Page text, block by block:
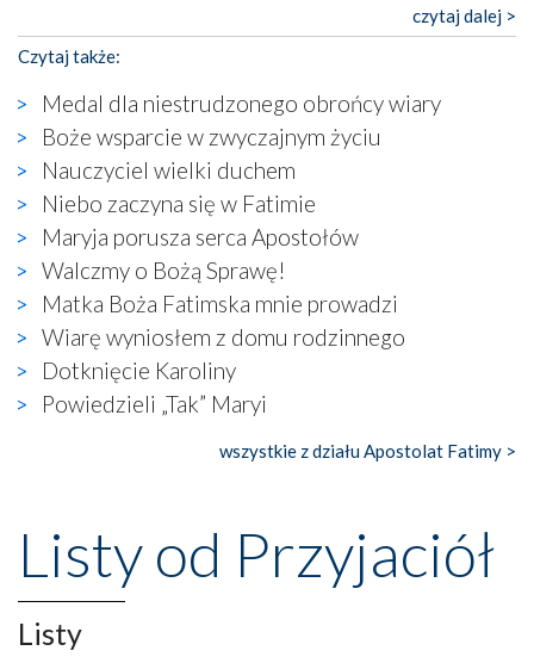
katolickiego kultu. Tylko co wspólnego z żywą,
autentyczną wiarą mogą mieć płaskie, szare bunkry albo
kaplice, w których Tabernakulum przypomina bardziej
skrzynkę na narzędzia? Albo co powiedzieć o ustawionym
tuż przy nowej bazylice wielkim krzyżu, na którym
zamiast Chrystusa umieszczono dziwaczną postać jakby
wyjętą ze starożytnych hieroglifów? W kulturowym
kontekście naszych czasów to raczej karykatura niż godny
wizerunek Zbawiciela…
Zatem nawet w bezpośrednim otoczeniu sanktuarium
naocznie przekonaliśmy się, że wewnątrz Kościoła toczy
się ogromna walka o kształt katolicyzmu i o serca
wierzących. Do czego to zmaganie może prowadzić,
widzieliśmy w urokliwym, niewielkim mieście Obidos,
gdzie w miejscu dawnego kościoła działa dzisiaj…
księgarnia.
Nasze pielgrzymkowe wyprawy, których celem były
wznoszono na chwałę Bożą, na przykład – w podzięce za
Opatrznościową pomoc w wygranej bitwie o
niepodległość kraju. Zachwyt budziła potężna, a zarazem
misterna architektura tych monumentalnych dzieł,
wspaniałe zdobienia, dbałość ich twórców o detale,
czytaj dalej >
Czytaj także:
Medal dla niestrudzonego obrońcy wiary
Boże wsparcie w zwyczajnym życiu
Nauczyciel wielki duchem
Niebo zaczyna się w Fatimie
Maryja porusza serca Apostołów
Walczmy o Bożą Sprawę!
Matka Boża Fatimska mnie prowadzi
Wiarę wyniosłem z domu rodzinnego
Dotknięcie Karoliny
Powiedzieli „Tak” Maryi
wszystkie z działu Apostolat Fatimy >
Listy od Przyjaciół
Listy